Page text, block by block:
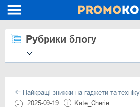
Рубрики блогу
Найкращі знижки на гаджети та техніку
2025-09-19
Kate_Cherie